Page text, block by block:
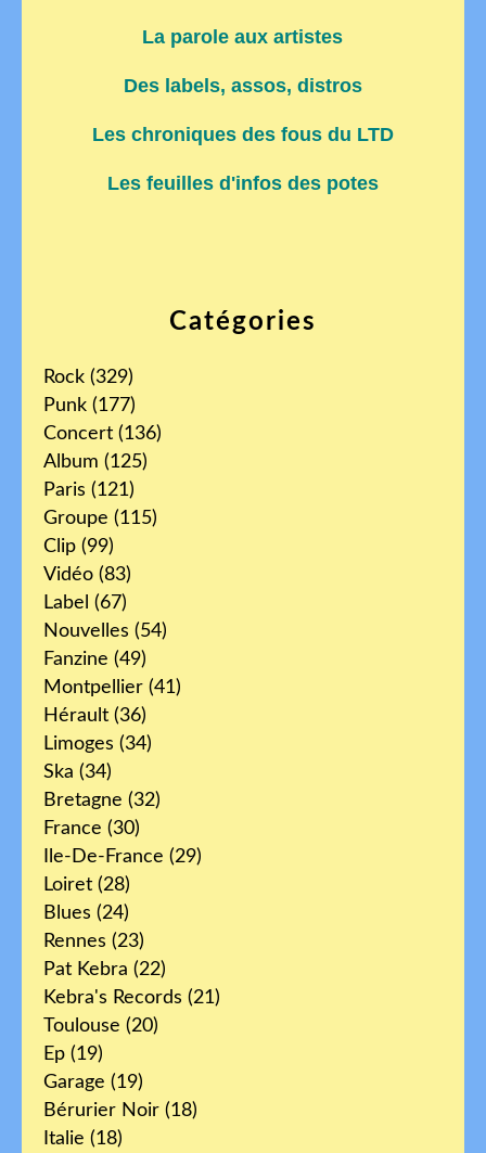
Catégories
Rock (329)
Punk (177)
Concert (136)
Album (125)
Paris (121)
Groupe (115)
Clip (99)
Vidéo (83)
Label (67)
Nouvelles (54)
Fanzine (49)
Montpellier (41)
Hérault (36)
Limoges (34)
Ska (34)
Bretagne (32)
France (30)
Ile-De-France (29)
Loiret (28)
Blues (24)
Rennes (23)
Pat Kebra (22)
Kebra's Records (21)
Toulouse (20)
Ep (19)
Garage (19)
Bérurier Noir (18)
Italie (18)
La parole aux artistes
Des labels, assos, distros
Les chroniques des fous du LTD
Les feuilles d'infos des potes